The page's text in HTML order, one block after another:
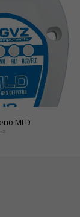
MLD
H2